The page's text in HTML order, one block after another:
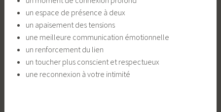
un espace de présence à deux
un apaisement des tensions
une meilleure communication émotionnelle
un renforcement du lien
un toucher plus conscient et respectueux
une reconnexion à votre intimité